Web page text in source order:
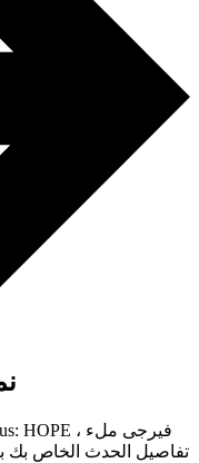
تفاصيل الحدث الخاص بك